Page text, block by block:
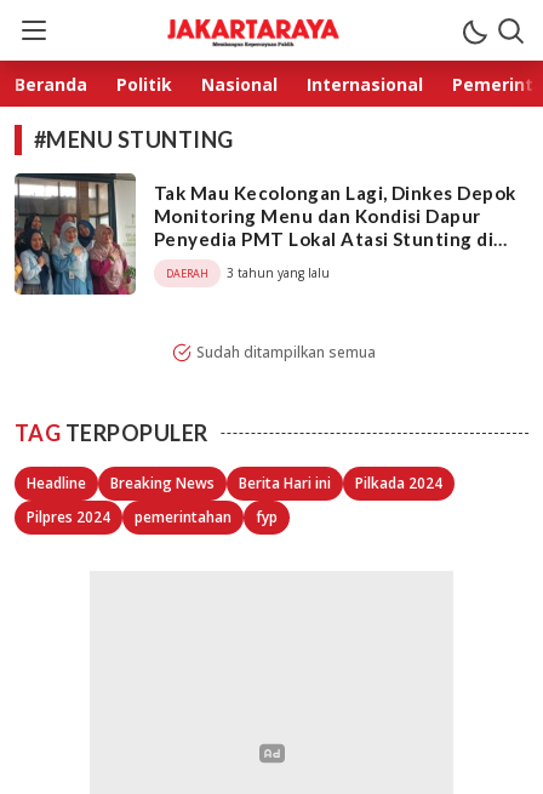
Jakarta Raya
Membangun Kepercayaan Publik
Beranda Politik Nasional Internasional
#MENU STUNTING
Tak Mau Kecolongan Lagi, Dinkes Depok
Monitoring Menu dan Kondisi Dapur
Penyedia PMT Lokal Atasi Stunting di
Limo
DAERAH 3 tahun yang lalu
Sudah ditampilkan semua
TAG TERPOPULER
Headline Breaking News Berita Hari ini
Pilkada 2024
Pilpres 2024
pemerintahan fyp